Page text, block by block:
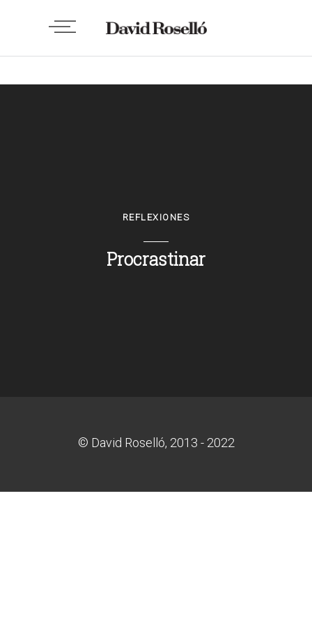
REFLEXIONES
Procrastinar
© David Roselló, 2013 - 2022